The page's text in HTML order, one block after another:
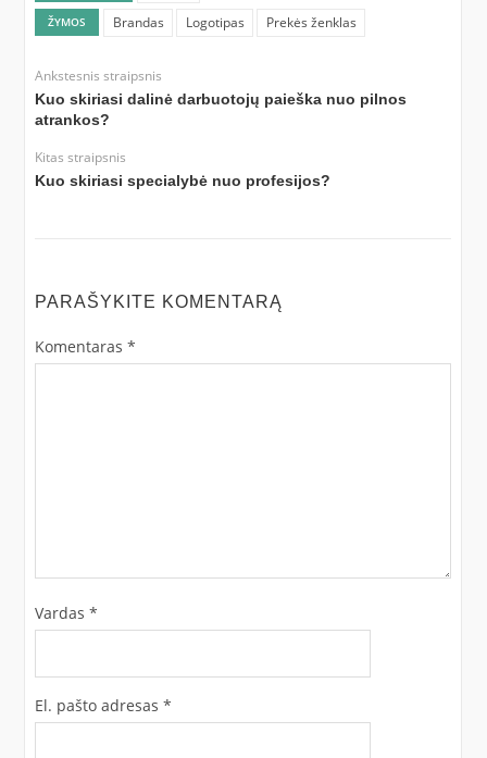
ŽYMOS Brandas Logotipas Prekės ženklas
Ankstesnis straipsnis
Kuo skiriasi dalinė darbuotojų paieška nuo pilnos
atrankos?
Kitas straipsnis
Kuo skiriasi specialybė nuo profesijos?
PARAŠYKITE KOMENTARĄ
Komentaras *
Vardas *
El. pašto adresas *